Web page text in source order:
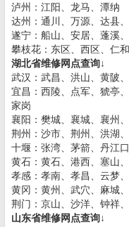
泸州：江阳、龙马、潭纳
达州：通川、万源、达县
遂宁：船山、安居、蓬溪
攀枝花：东区、西区、仁和
湖北省维修网点查询↓
武汉：武昌、洪山、黄陂
宜昌：西陵、点军、猇亭
家岗
襄阳：樊城、襄城、襄州
荆州：沙市、荆州、洪湖
十堰：张湾、茅箭、丹江
黄石：黄石、港西、塞山
孝感：孝南、孝昌、云梦
黄冈：黄州、武穴、麻城
荆门：京山、沙洋、钟祥
山东省维修网点查询↓